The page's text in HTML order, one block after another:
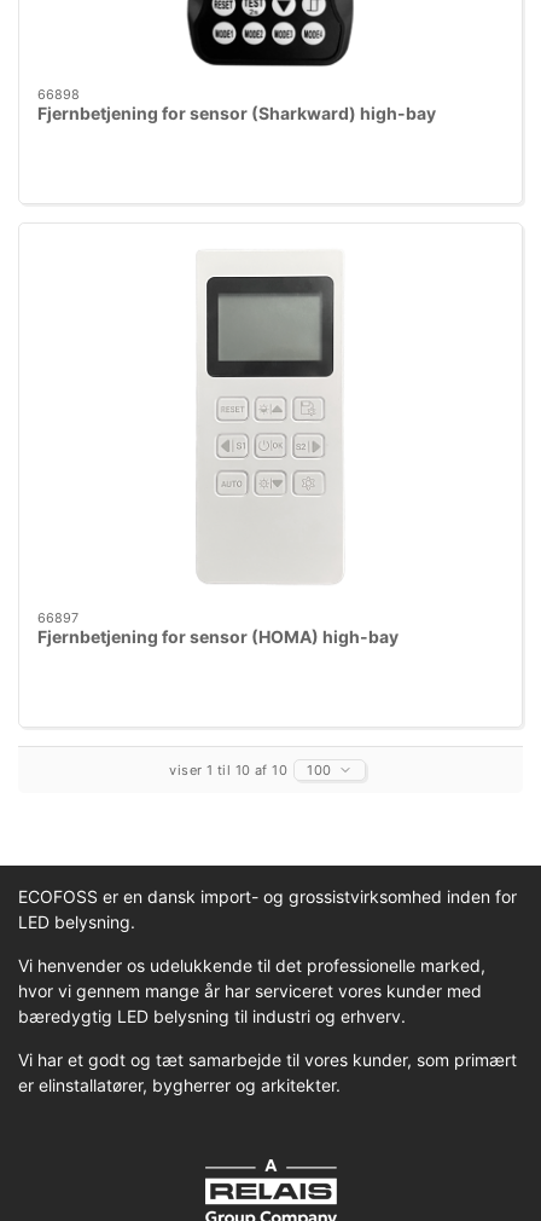
66898
Fjernbetjening for sensor (Sharkward) high-bay
66897
Fjernbetjening for sensor (HOMA) high-bay
viser 1 til 10 af 10 100
ECOFOSS er en dansk import- og grossistvirksomhed inden for
LED belysning.
Vi henvender os udelukkende til det professionelle marked,
hvor vi gennem mange år har serviceret vores kunder med
bæredygtig LED belysning til industri og erhverv.
Vi har et godt og tæt samarbejde til vores kunder, som primært
er elinstallatører, bygherrer og arkitekter.